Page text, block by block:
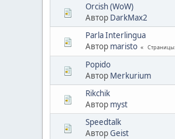
Orcish (WoW)
Автор DarkMax2
Parla Interlingua
Автор maristo Страницы
Popido
Автор Merkurium
Rikchik
Автор myst
Speedtalk
АвторGeist